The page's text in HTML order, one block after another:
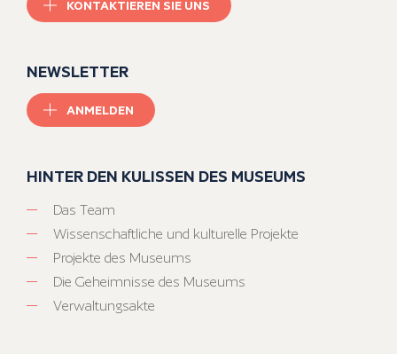
KONTAKTIEREN SIE UNS
NEWSLETTER
ANMELDEN
HINTER DEN KULISSEN DES MUSEUMS
Das Team
Wissenschaftliche und kulturelle Projekte
Projekte des Museums
Die Geheimnisse des Museums
Verwaltungsakte